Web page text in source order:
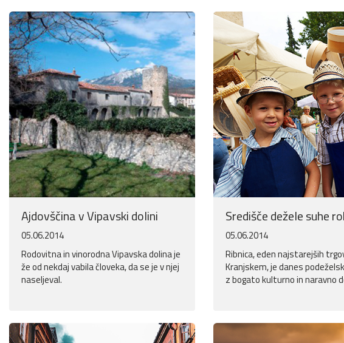
Ajdovščina v Vipavski dolini
05.06.2014
Rodovitna in vinorodna Vipavska dolina je
že od nekdaj vabila človeka, da se je v njej
naseljeval.
Središče dežele suhe
05.06.2014
Ribnica, eden najstarejših
Kranjskem, je danes
z bogato kulturno in naravno